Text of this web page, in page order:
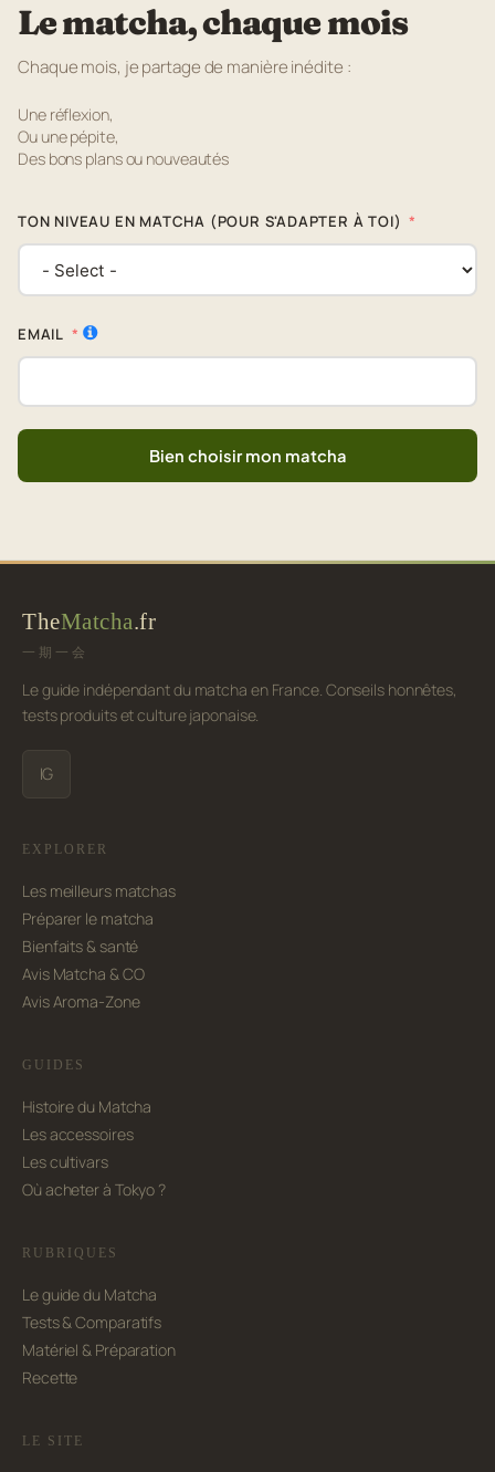
Le matcha, chaque mois
Chaque mois, je partage de manière inédite :
Une réflexion,
Ou une pépite,
Des bons plans ou nouveautés
TON NIVEAU EN MATCHA (POUR S'ADAPTER À TOI)
EMAIL
Bien choisir mon matcha
TheMatcha.fr
一期一会
Le guide indépendant du matcha en France. Conseils honnêtes,
tests produits et culture japonaise.
IG
EXPLORER
Les meilleurs matchas
Préparer le matcha
Bienfaits & santé
Avis Matcha & CO
Avis Aroma-Zone
GUIDES
Histoire du Matcha
Les accessoires
Les cultivars
Où acheter à Tokyo ?
RUBRIQUES
Le guide du Matcha
Tests & Comparatifs
Matériel & Préparation
Recette
LE SITE